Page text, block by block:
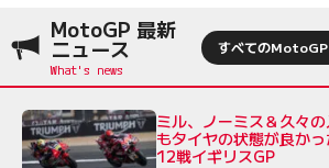
MotoGP 最新
ニュース すべてのMotoGP
ミル、ノーミス＆久々
もタイヤの状態が良か
12戦イギリスGP